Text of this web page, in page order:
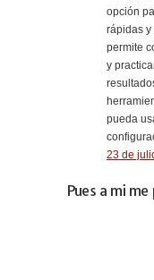
opción
rápidas y
permite
y
pueda
23 de
Pues a mi me